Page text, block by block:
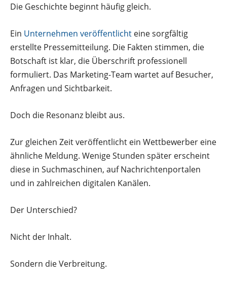
Die Geschichte beginnt häufig gleich.
Ein Unternehmen veröffentlicht eine sorgfältig
erstellte Pressemitteilung. Die Fakten stimmen, die
Botschaft ist klar, die Überschrift professionell
formuliert. Das Marketing-Team wartet auf Besucher,
Anfragen und Sichtbarkeit.
Doch die Resonanz bleibt aus.
Zur gleichen Zeit veröffentlicht ein Wettbewerber eine
ähnliche Meldung. Wenige Stunden später erscheint
diese in Suchmaschinen, auf Nachrichtenportalen
und in zahlreichen digitalen Kanälen.
Der Unterschied?
Nicht der Inhalt.
Sondern die Verbreitung.